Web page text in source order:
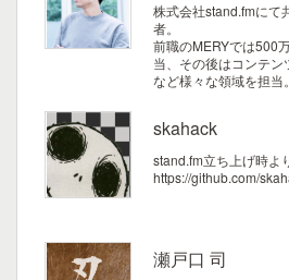
株式会社stand.fmにて
者。
前職のMERYでは500
当、その後はコンテ
など様々な領域を担当。
skahack
stand.fm立ち上げ時よ
https://github.com/
瀬戸口 司